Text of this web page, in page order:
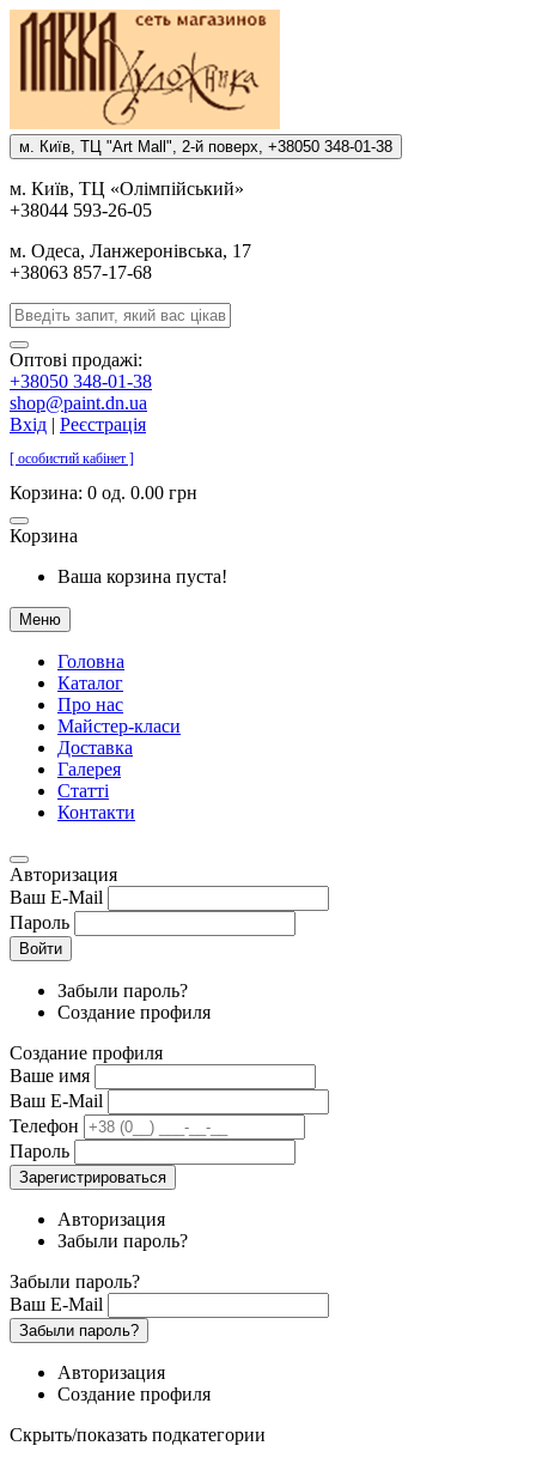
м. Киïв, ТЦ "Art Mall", 2-й поверх, +38050 348-01-38
м. Киïв, ТЦ «Олiмпiйський»
+38044 593-26-05
м. Одеса, Ланжеронiвська, 17
+38063 857-17-68
Оптові продажі:
+38050 348-01-38
shop@paint.dn.ua
Вхід | Реєстрація
[ особистий кабінет ]
Корзина: 0 од. 0.00 грн
Корзина
Ваша корзина пуста!
Меню
Головна
Каталог
Про нас
Майстер-класи
Доставка
Галерея
Статтi
Контакти
Авторизация
Ваш E-Mail
Пароль
Войти
Забыли пароль?
Создание профиля
Создание профиля
Ваше имя
Ваш E-Mail
Телефон
Пароль
Зарегистрироваться
Авторизация
Забыли пароль?
Забыли пароль?
Ваш E-Mail
Забыли пароль?
Авторизация
Создание профиля
Скрыть/показать подкатегории